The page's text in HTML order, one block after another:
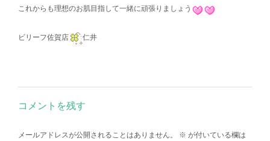
これからも理想のお肌目指して一緒に頑張りましょう
ビリーフ佐賀店 仁井
コメントを残す
メールアドレスが公開されることはありません。 ※ が付いている欄は